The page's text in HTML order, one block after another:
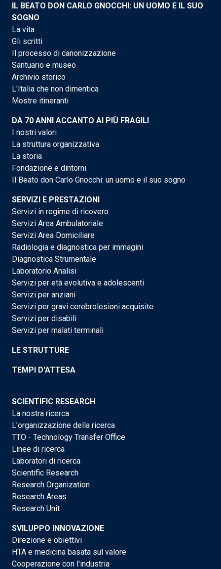
IL BEATO DON CARLO GNOCCHI: UN UOMO E IL SUO
SOGNO
La vita
Gli scritti
Il processo di canonizzazione
Santuario e museo
Archivio storico
L'Italia che non dimentica
Mostre itineranti
DA 70 ANNI ACCANTO AI PIÙ FRAGILI
I nostri valori
La struttura organizzativa
La storia
Fondazione e dintorni
Il Beato don Carlo Gnocchi: un uomo e il suo sogno
SERVIZI E PRESTAZIONI
Servizi in regime di ricovero
Servizi Area Ambulatoriale
Servizi Area Domiciliare
Radiologia e diagnostica per immagini
Diagnostica Strumentale
Laboratorio Analisi
Servizi per età evolutiva e adolescenti
Servizi per anziani
Servizi per gravi cerebrolesioni acquisite
Servizi per disabili
Servizi per malati terminali
LE STRUTTURE
TEMPI D'ATTESA
SCIENTIFIC RESEARCH
La nostra ricerca
L'organizzazione della ricerca
TTO - Technology Transfer Office
Linee di ricerca
Laboratori di ricerca
Scientific Research
Research Organization
Research Areas
Research Unit
SVILUPPO INNOVAZIONE
Direzione e obiettivi
HTA e medicina basata sul valore
Cooperazione con l'industria